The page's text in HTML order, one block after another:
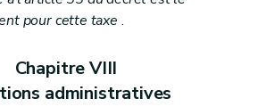
pour cette taxe .
Chapitre VIII
administratives